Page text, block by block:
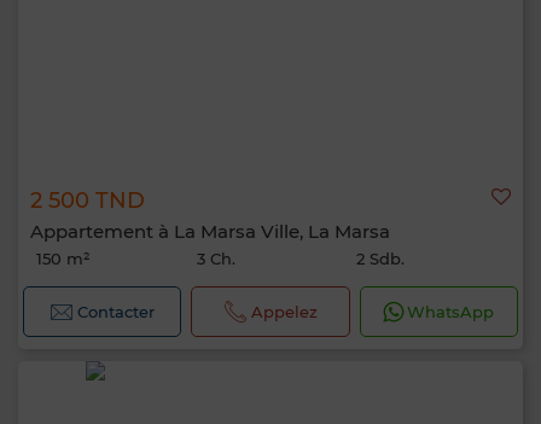
2 500 TND
Appartement à La Marsa Ville, La Marsa
150 m² 3 Ch. 2 Sdb.
Contacter Appelez WhatsApp